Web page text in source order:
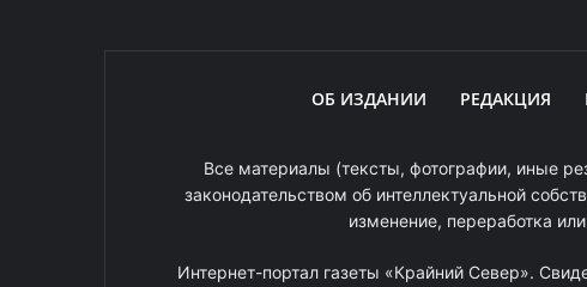
ОБ ИЗДАНИИ РЕДАКЦИЯ
Все материалы (тексты, фотографии, иные
законодательством об интеллектуальной
изменение, переработка
Интернет-портал газеты «Крайний Север».